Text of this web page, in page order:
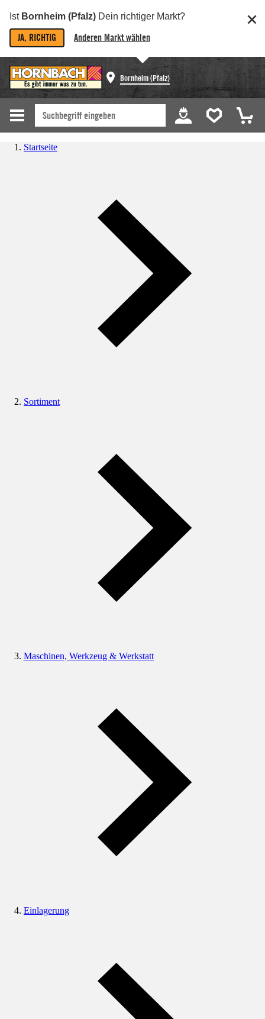
Ist Bornheim (Pfalz) Dein richtiger Markt?
JA, RICHTIG Anderen Markt wählen
Bornheim (Pfalz)
Startseite
Sortiment
Maschinen, Werkzeug & Werkstatt
Einlagerung